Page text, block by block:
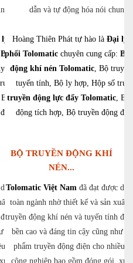
phân
Bộ truyền
động
Bộ
truyền
điện,…
dẫn và tự động hóa nói chung.
Hoàng Thiên Phát tự hào là Đại lý
phối Tolomatic chuyên cung cấp: Bộ
động khí nén Tolomatic, Bộ truyền
tuyến tính, Bộ ly hợp, Hộp số
truyền động lực đẩy Tolomatic, Bộ
động tích hợp, Bộ truyền động
BỘ TRUYỀN ĐỘNG KHÍ
NÉN...
tiếng
các bộ
có độ
các sản
ngành
lý vật
Tolomatic Việt Namđã đạt được
toàn ngành nhờ thiết kế và sản xuất
truyền động khí nén và tuyến tính
bền cao và đáng tin cậy cũng như
phẩm truyền động điện cho nhiều
công nghiệp bao gồm đóng gói, xử